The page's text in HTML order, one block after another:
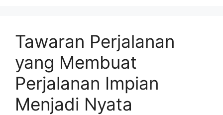
Tawaran Perjalanan
yang Membuat
Perjalanan Impian
Menjadi Nyata